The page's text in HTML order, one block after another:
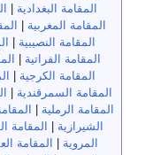
المقامة البغدادية
المقامة المغربية
المقامة النصيبية
المقامة الفراتية
المقامة الكرجية
المقامة السمرقندية
المقامة الرملية
الشيرازية
المقامة
المروية
المقامة